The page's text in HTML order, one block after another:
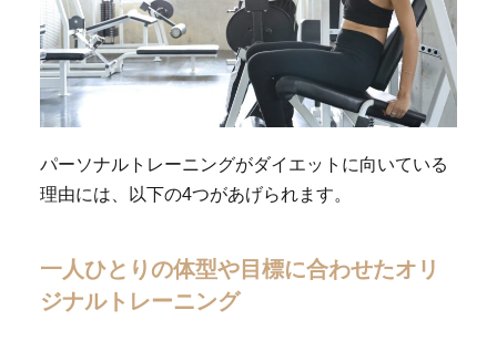
パーソナルトレーニングがダイエットに向いている
理由には、以下の4つがあげられます。
一人ひとりの体型や目標に合わせたオリ
ジナルトレーニング